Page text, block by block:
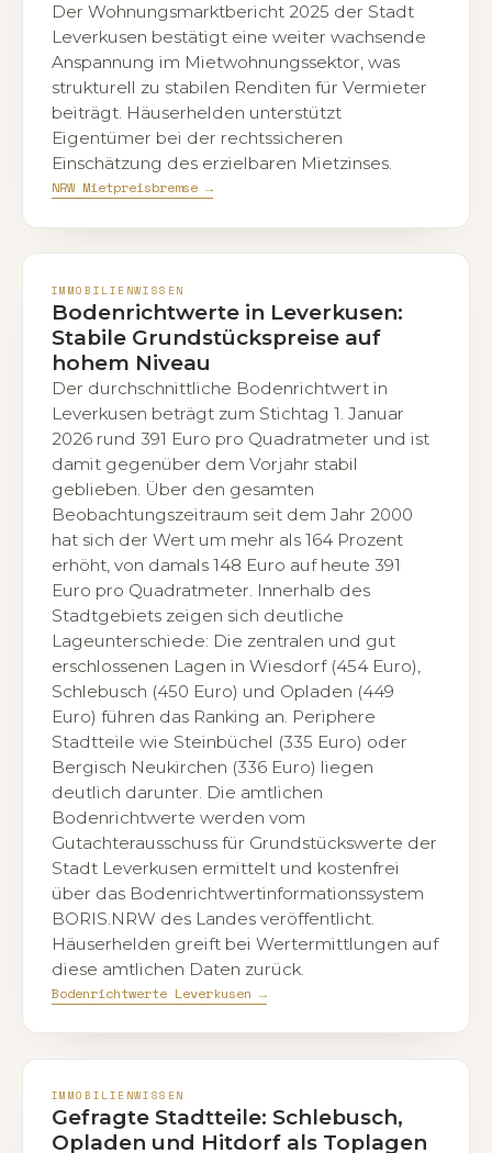
Der Wohnungsmarktbericht 2025 der Stadt
Leverkusen bestätigt eine weiter wachsende
Anspannung im Mietwohnungssektor, was
strukturell zu stabilen Renditen für Vermieter
beiträgt. Häuserhelden unterstützt
Eigentümer bei der rechtssicheren
Einschätzung des erzielbaren Mietzinses.
NRW Mietpreisbremse →
IMMOBILIENWISSEN
Bodenrichtwerte in Leverkusen:
Stabile Grundstückspreise auf
hohem Niveau
Der durchschnittliche Bodenrichtwert in
Leverkusen beträgt zum Stichtag 1. Januar
2026 rund 391 Euro pro Quadratmeter und ist
damit gegenüber dem Vorjahr stabil
geblieben. Über den gesamten
Beobachtungszeitraum seit dem Jahr 2000
hat sich der Wert um mehr als 164 Prozent
erhöht, von damals 148 Euro auf heute 391
Euro pro Quadratmeter. Innerhalb des
Stadtgebiets zeigen sich deutliche
Lageunterschiede: Die zentralen und gut
erschlossenen Lagen in Wiesdorf (454 Euro),
Schlebusch (450 Euro) und Opladen (449
Euro) führen das Ranking an. Periphere
Stadtteile wie Steinbüchel (335 Euro) oder
Bergisch Neukirchen (336 Euro) liegen
deutlich darunter. Die amtlichen
Bodenrichtwerte werden vom
Gutachterausschuss für Grundstückswerte der
Stadt Leverkusen ermittelt und kostenfrei
über das Bodenrichtwertinformationssystem
BORIS.NRW des Landes veröffentlicht.
Häuserhelden greift bei Wertermittlungen auf
diese amtlichen Daten zurück.
Bodenrichtwerte Leverkusen →
IMMOBILIENWISSEN
Gefragte Stadtteile: Schlebusch,
Opladen und Hitdorf als Toplagen